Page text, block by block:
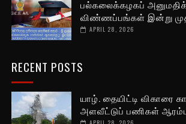
பல்கலைக்கழகப்
விண்ணப்பங்கள் இன்று
APRIL 28, 2026
RECENT POSTS
யாழ். தையிட்டி விகாரை
அளவீட்டுப் பணிகள்